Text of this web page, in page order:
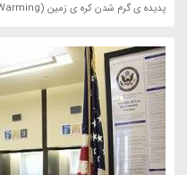
پدیده ی گرم شدن کره ی زمین (Global Warming) اشاره کرد.